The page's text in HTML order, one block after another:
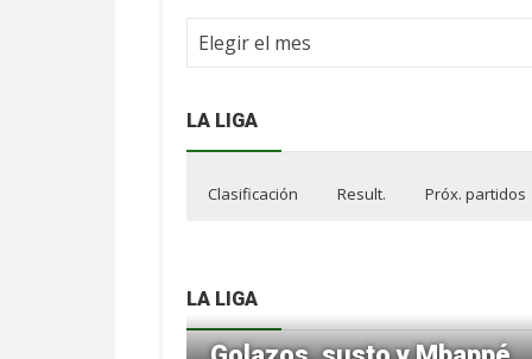
Archivo
LA LIGA
Clasificación Result. Próx. partidos
LA LIGA